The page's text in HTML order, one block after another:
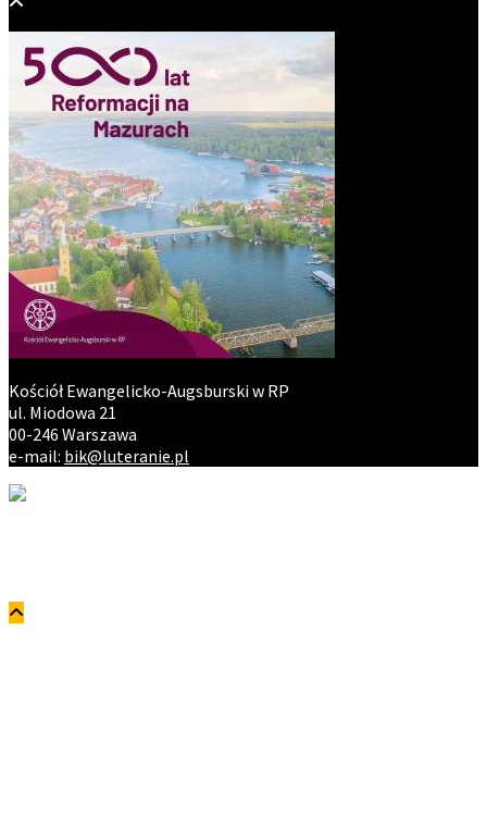
Kościół Ewangelicko-Augsburski w RP
ul. Miodowa 21
00-246 Warszawa
e-mail: bik@luteranie.pl